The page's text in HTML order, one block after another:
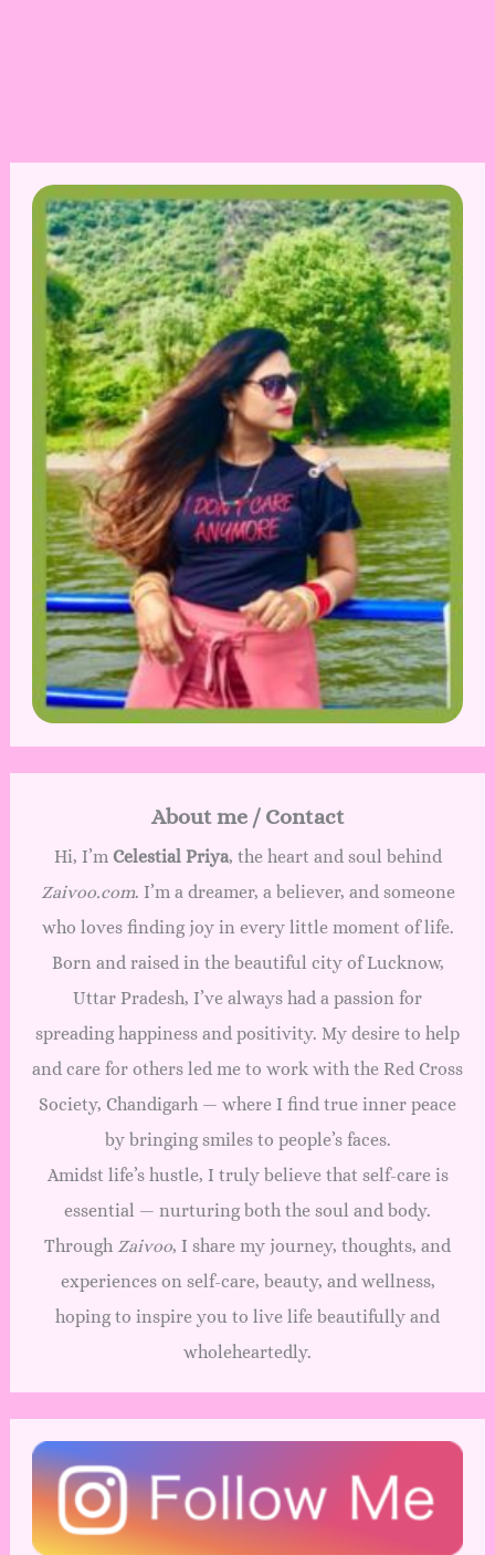
About me / Contact
Hi, I’m Celestial Priya, the heart and soul behind
Zaivoo.com. I’m a dreamer, a believer, and someone
who loves finding joy in every little moment of life.
Born and raised in the beautiful city of Lucknow,
Uttar Pradesh, I’ve always had a passion for
spreading happiness and positivity. My desire to help
and care for others led me to work with the Red Cross
Society, Chandigarh — where I find true inner peace
by bringing smiles to people’s faces.
Amidst life’s hustle, I truly believe that self-care is
essential — nurturing both the soul and body.
Through Zaivoo, I share my journey, thoughts, and
experiences on self-care, beauty, and wellness,
hoping to inspire you to live life beautifully and
wholeheartedly.